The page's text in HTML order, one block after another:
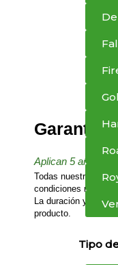
Tipo
Garantías
Aplican 5 años
Todas nuestras
condiciones
La duración y
producto.